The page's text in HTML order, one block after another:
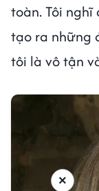
toàn. Tôi
tạo ra những
tôi là vô tận
×